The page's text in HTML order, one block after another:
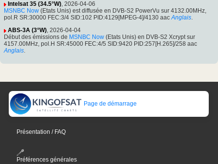
Intelsat 35 (34.5°W), 2026-04-06
MSNBC Now (Etats Unis) est diffusée en DVB-S2 PowerVu sur 4132.00MHz,
pol.R SR:30000 FEC:3/4 SID:102 PID:4129[MPEG-4]/4130 aac Anglais.
ABS-3A (3°W), 2026-04-04
Début des émissions de MSNBC Now (Etats Unis) en DVB-S2 Xcrypt sur
4157.00MHz, pol.H SR:45000 FEC:4/5 SID:9420 PID:257[H.265]/258 aac
Anglais.
Page de démarrage
Présentation / FAQ
Préférences générales